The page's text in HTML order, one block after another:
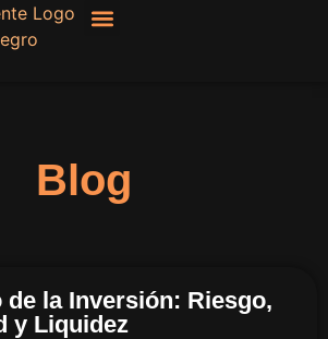
Blog
de la Inversión: Riesgo,
y Liquidez